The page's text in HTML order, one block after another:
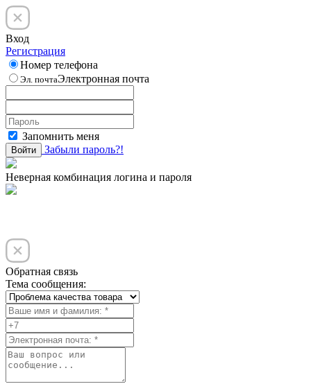
Вход
Регистрация
Номер телефона
Эл. почтаЭлектронная почта
Запомнить меня
Войти Забыли пароль?!
Неверная комбинация логина и пароля
Обратная связь
Тема сообщения: